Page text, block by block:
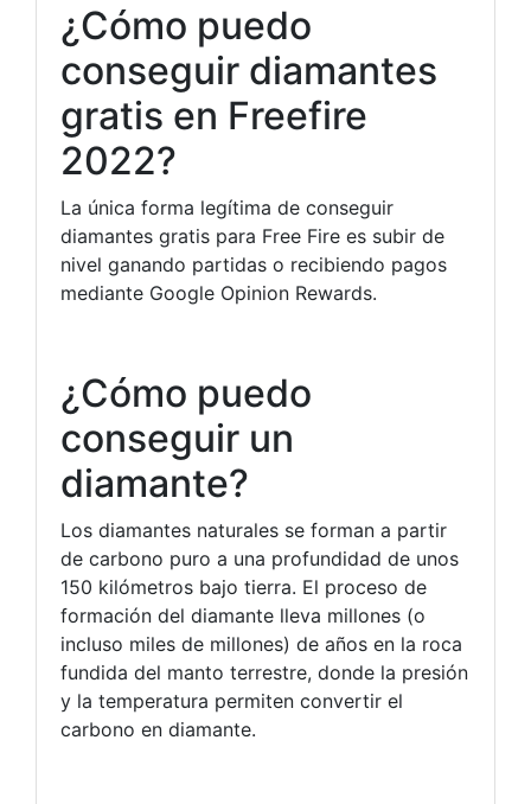
¿Cómo puedo
conseguir diamantes
gratis en Freefire
2022?
La única forma legítima de conseguir
diamantes gratis para Free Fire es subir de
nivel ganando partidas o recibiendo pagos
mediante Google Opinion Rewards.
¿Cómo puedo
conseguir un
diamante?
Los diamantes naturales se forman a partir
de carbono puro a una profundidad de unos
150 kilómetros bajo tierra. El proceso de
formación del diamante lleva millones (o
incluso miles de millones) de años en la roca
fundida del manto terrestre, donde la presión
y la temperatura permiten convertir el
carbono en diamante.